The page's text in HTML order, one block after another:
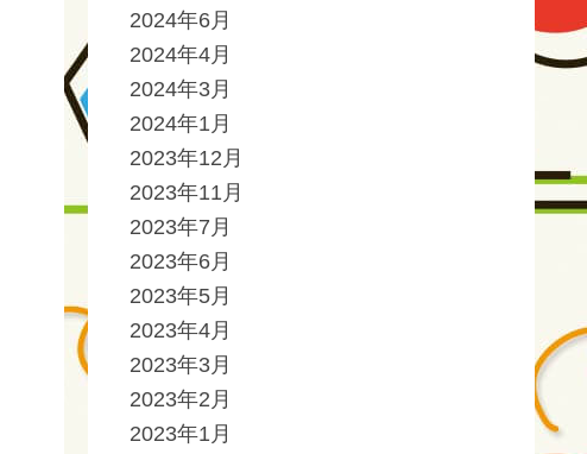
2024年6月
2024年4月
2024年3月
2024年1月
2023年12月
2023年11月
2023年7月
2023年6月
2023年5月
2023年4月
2023年3月
2023年2月
2023年1月